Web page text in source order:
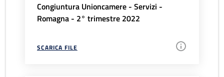
Congiuntura Unioncamere - Servizi -
Romagna - 2° trimestre 2022
SCARICA FILE